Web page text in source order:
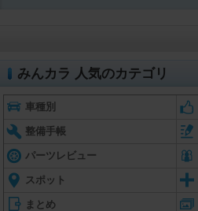
みんカラ 人気のカテゴリ
車種別
整備手帳
パーツレビュー
スポット
まとめ